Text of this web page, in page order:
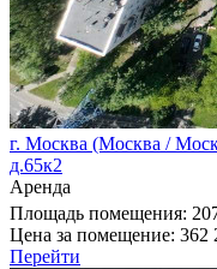
г. Москва (Москва /
д.65к2
Аренда
Площадь помещения:
Цена за помещение: 362
Перейти